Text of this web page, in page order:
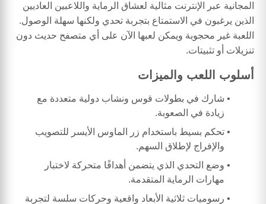
المجانية عبر الإنترنت مثالية لعشاق الرماية واللاعبين العاديين
الذين يرغبون في الاستمتاع بتجربة تحدي ولكنها سهلة الوصول.
اللعبة غير محجوبة ويمكن لعبها الآن على أي متصفح حديث دون
تنزيلات أو تثبيتات.
أسلوب اللعب والميزات
شارك في بطولات قوس ونشاب دولية متعددة مع
زيادة في الصعوبة.
تحكم بسيط باستخدام زر الماوس الأيسر للتصويب
والإفراج لإطلاق السهم.
وضع التحدي الذي يتضمن أهدافًا متحركة لاختبار
مهارات الرماية المتقدمة.
رسوميات ثلاثية الأبعاد واقعية وحركات سلسة لتجربة